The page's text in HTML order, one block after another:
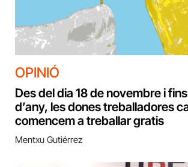
OPINIÓ
Des del dia 18 de novembre i
d’any, les dones treballadores
comencem a treballar gratis
Mentxu Gutiérrez